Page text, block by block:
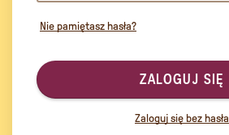
Nie pamiętasz hasła?
ZALOGUJ SIĘ
Zaloguj się bez hasła